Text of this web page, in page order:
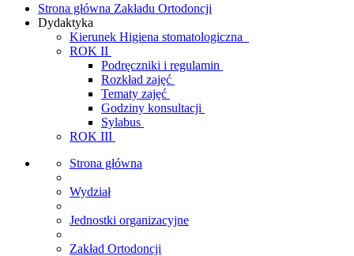
Strona główna Zakładu Ortodoncji
Dydaktyka
Kierunek Higiena stomatologiczna
ROK II
Podręczniki i regulamin
Rozkład zajęć
Tematy zajęć
Godziny konsultacji
Sylabus
ROK III
Strona główna
Wydział
Jednostki organizacyjne
Zakład Ortodoncji